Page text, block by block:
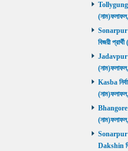
Tollygunge
Sonarpur
বিজয়ী
Jadavpur
Kasba
Bhangore
Sonarpur
Dakshin